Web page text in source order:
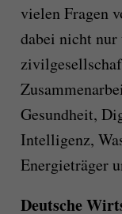
vielen Fragen
dabei nicht
Gesundheit,
Intelligenz,
Energieträger
Deutsche